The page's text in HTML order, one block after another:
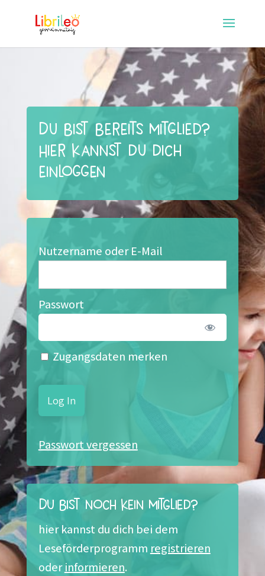
Du bist bereits Mitglied?
Hier kannst du dich
einloggen
Nutzername oder E-Mail
Passwort
Zugangsdaten merken
Passwort vergessen
Du bist noch kein Mitglied?
hier kannst du dich bei dem
Leseförderprogramm registrieren
oderinformieren.